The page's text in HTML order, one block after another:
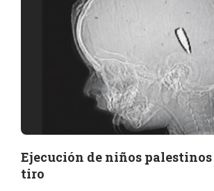
Ejecución de niños
tiro